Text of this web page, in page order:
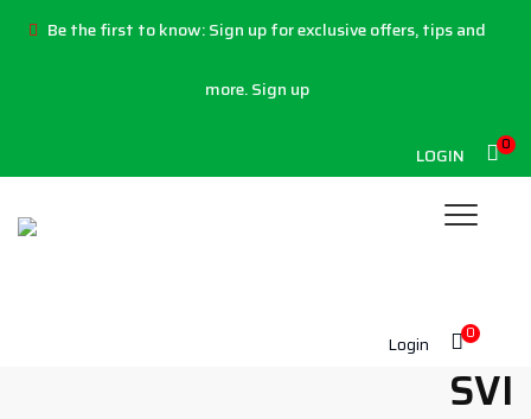
Be the first to know:Sign up for exclusive offers, tips and
more.Sign up
0
LOGIN
0
Login
SVI